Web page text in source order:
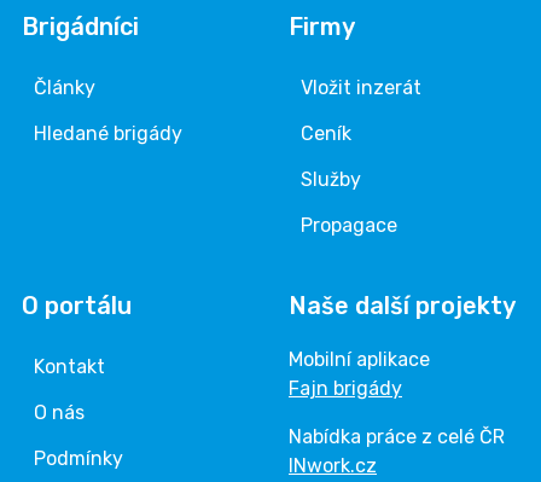
Brigádníci
Články
Hledané brigády
Firmy
Vložit inzerát
Ceník
Služby
Propagace
O portálu
Kontakt
O nás
Podmínky
Naše další projekty
Mobilní aplikace
Fajn brigády
Nabídka práce z celé ČR
INwork.cz